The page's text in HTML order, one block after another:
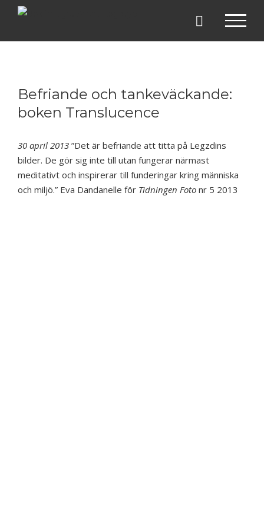
Fortsätt
Befriande och tankeväckande:
boken Translucence
30 april 2013 ”Det är befriande att titta på Legzdins
bilder. De gör sig inte till utan fungerar närmast
meditativt och inspirerar till funderingar kring människa
och miljö.” Eva Dandanelle för Tidningen Foto nr 5 2013